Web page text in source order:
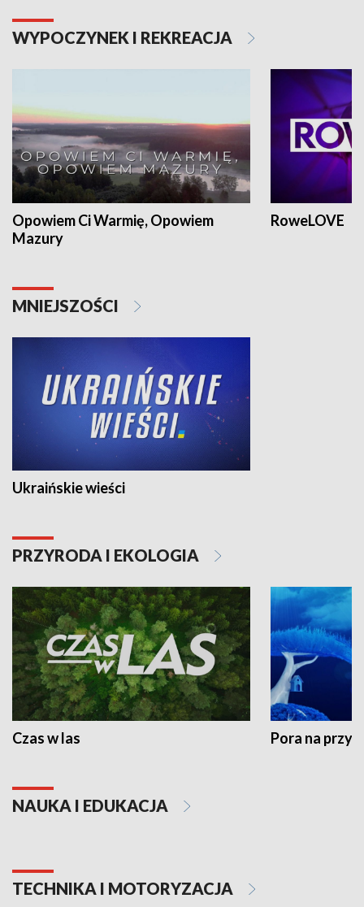
WYPOCZYNEK I REKREACJA
Opowiem Ci Warmię, Opowiem
Mazury
RoweLOVE
MNIEJSZOŚCI
Ukraińskie wieści
PRZYRODA I EKOLOGIA
Czas w las Pora na
NAUKA I EDUKACJA
TECHNIKA I MOTORYZACJA